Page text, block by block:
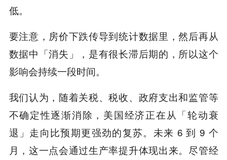
低。
要注意，房价下跌传导到统计数据里，然后再从
数据中「消失」，是有很长滞后期的，所以这个
影响会持续一段时间。
我们认为，随着关税、税收、政府支出和监管等
不确定性逐渐消除，美国经济正在从「轮动衰
退」走向比预期更强劲的复苏。未来 6 到 9 个
月，这一点会通过生产率提升体现出来。尽管经